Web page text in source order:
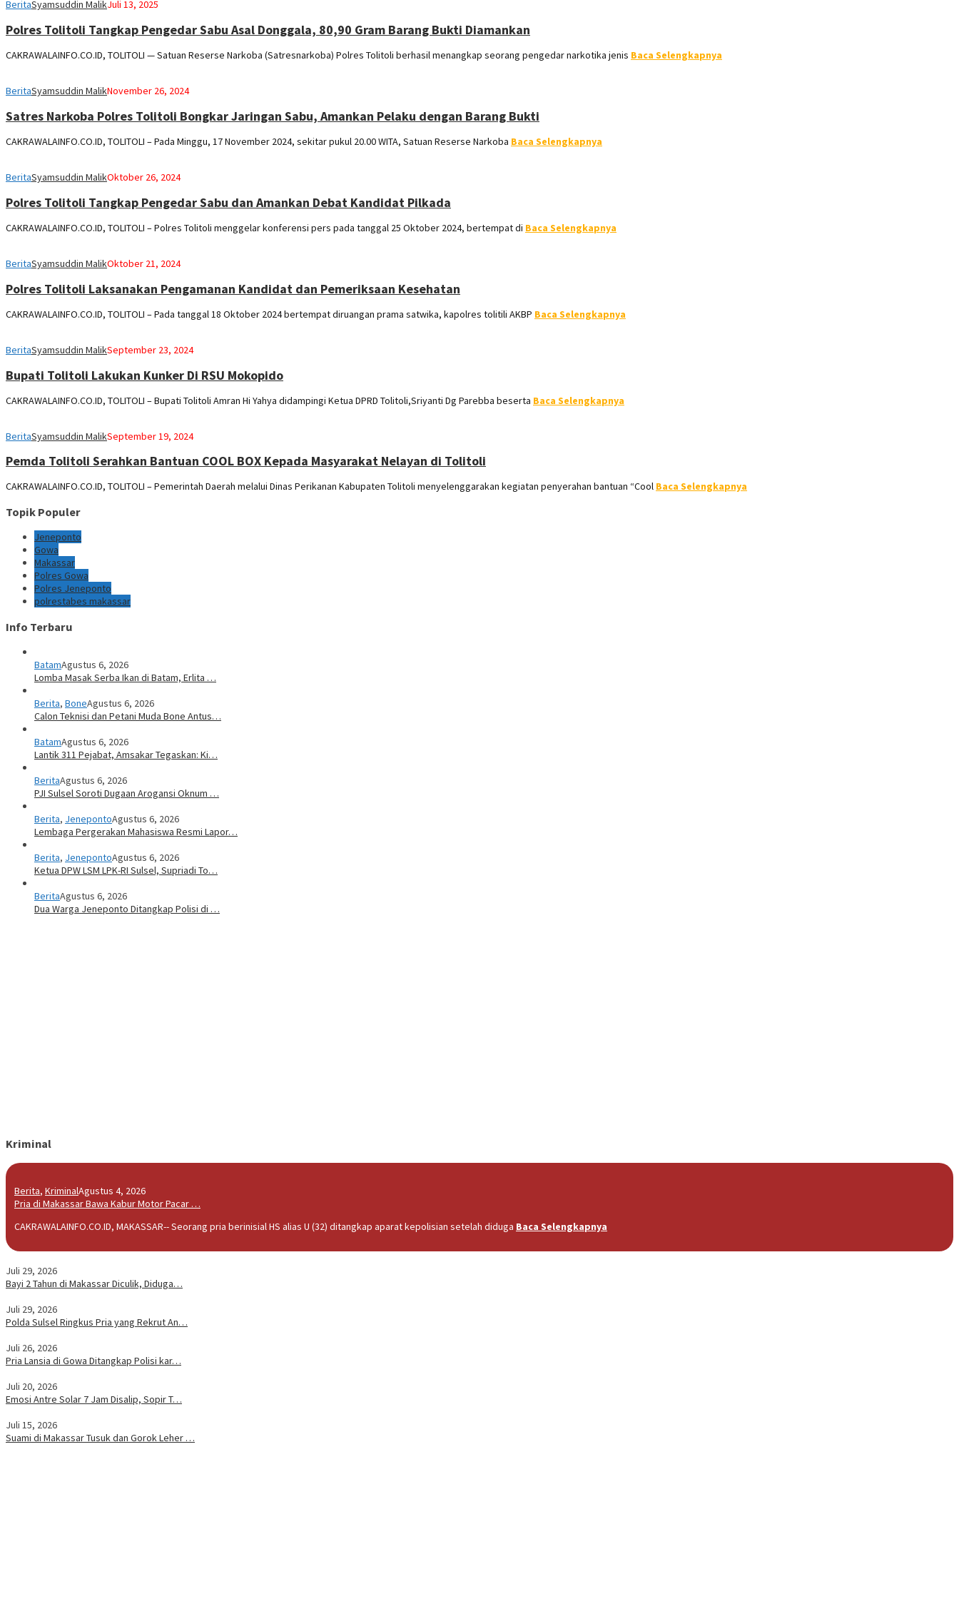
BeritaSyamsuddin MalikJuli 13, 2025
Polres Tolitoli Tangkap Pengedar Sabu Asal Donggala, 80,90 Gram Barang Bukti Diamankan
CAKRAWALAINFO.CO.ID, TOLITOLI — Satuan Reserse Narkoba (Satresnarkoba) Polres Tolitoli berhasil menangkap seorang pengedar narkotika jenis Baca Selengkapnya
BeritaSyamsuddin MalikNovember 26, 2024
Satres Narkoba Polres Tolitoli Bongkar Jaringan Sabu, Amankan Pelaku dengan Barang Bukti
CAKRAWALAINFO.CO.ID, TOLITOLI – Pada Minggu, 17 November 2024, sekitar pukul 20.00 WITA, Satuan Reserse Narkoba Baca Selengkapnya
BeritaSyamsuddin MalikOktober 26, 2024
Polres Tolitoli Tangkap Pengedar Sabu dan Amankan Debat Kandidat Pilkada
CAKRAWALAINFO.CO.ID, TOLITOLI – Polres Tolitoli menggelar konferensi pers pada tanggal 25 Oktober 2024, bertempat di Baca Selengkapnya
BeritaSyamsuddin MalikOktober 21, 2024
Polres Tolitoli Laksanakan Pengamanan Kandidat dan Pemeriksaan Kesehatan
CAKRAWALAINFO.CO.ID, TOLITOLI – Pada tanggal 18 Oktober 2024 bertempat diruangan prama satwika, kapolres tolitili AKBP Baca Selengkapnya
BeritaSyamsuddin MalikSeptember 23, 2024
Bupati Tolitoli Lakukan Kunker Di RSU Mokopido
CAKRAWALAINFO.CO.ID, TOLITOLI – Bupati Tolitoli Amran Hi Yahya didampingi Ketua DPRD Tolitoli,Sriyanti Dg Parebba beserta Baca Selengkapnya
BeritaSyamsuddin MalikSeptember 19, 2024
Pemda Tolitoli Serahkan Bantuan COOL BOX Kepada Masyarakat Nelayan di Tolitoli
CAKRAWALAINFO.CO.ID, TOLITOLI – Pemerintah Daerah melalui Dinas Perikanan Kabupaten Tolitoli menyelenggarakan kegiatan penyerahan bantuan “Cool Baca Selengkapnya
Topik Populer
Jeneponto
Gowa
Makassar
Polres Gowa
Polres Jeneponto
polrestabes makassar
Info Terbaru
BatamAgustus 6, 2026
Lomba Masak Serba Ikan di Batam, Erlita …
Berita, BoneAgustus 6, 2026
Calon Teknisi dan Petani Muda Bone Antus…
BatamAgustus 6, 2026
Lantik 311 Pejabat, Amsakar Tegaskan: Ki…
BeritaAgustus 6, 2026
PJI Sulsel Soroti Dugaan Arogansi Oknum …
Berita, JenepontoAgustus 6, 2026
Lembaga Pergerakan Mahasiswa Resmi Lapor…
Berita, JenepontoAgustus 6, 2026
Ketua DPW LSM LPK-RI Sulsel, Supriadi To…
BeritaAgustus 6, 2026
Dua Warga Jeneponto Ditangkap Polisi di …
Kriminal
Berita, KriminalAgustus 4, 2026
Pria di Makassar Bawa Kabur Motor Pacar …
CAKRAWALAINFO.CO.ID, MAKASSAR-- Seorang pria berinisial HS alias U (32) ditangkap aparat kepolisian setelah diduga Baca Selengkapnya
Juli 29, 2026
Bayi 2 Tahun di Makassar Diculik, Diduga…
Juli 29, 2026
Polda Sulsel Ringkus Pria yang Rekrut An…
Juli 26, 2026
Pria Lansia di Gowa Ditangkap Polisi kar…
Juli 20, 2026
Emosi Antre Solar 7 Jam Disalip, Sopir T…
Juli 15, 2026
Suami di Makassar Tusuk dan Gorok Leher …